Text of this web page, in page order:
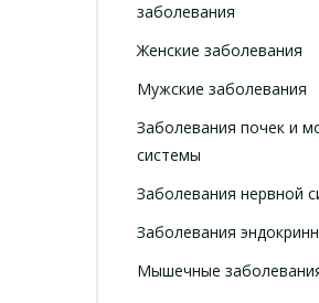
заболевания
Женские заболевания
Мужские заболевания
Заболевания почек и
системы
Заболевания нервной
Заболевания
Мышечные